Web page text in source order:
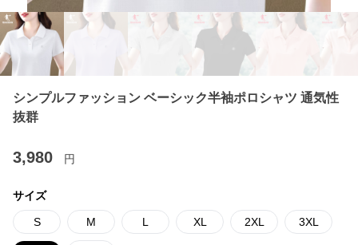
シンプルファッション ベーシック半袖ポロシャツ 通気性
抜群
3,980 円
サイズ
S M L XL 2XL 3XL